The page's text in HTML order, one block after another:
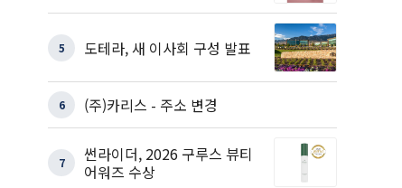
5 도테라, 새 이사회 구성 발표
6 (주)카리스 - 주소 변경
7
썬라이더, 2026 구루스 뷰티
어워즈 수상